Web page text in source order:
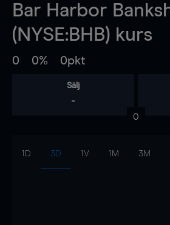
Bar Harbor
(NYSE:BHB) kurs
0 0% 0pkt
Sälj
-
0
1D 3D 1V 1M 3M